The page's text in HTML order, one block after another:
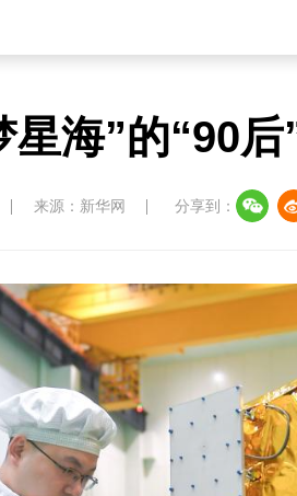
星海”的“90
来源：新华网 分享到：